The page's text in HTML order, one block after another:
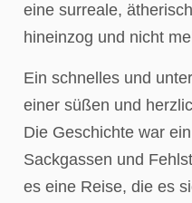
eine surreale,
hineinzog und nicht
Ein schnelles und
einer süßen und
Die Geschichte war
Sackgassen und
es eine Reise, die es